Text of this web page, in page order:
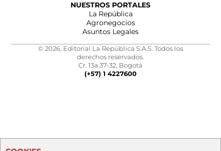
NUESTROS PORTALES
La República
Agronegocios
Asuntos Legales
© 2026, Editorial La República S.A.S. Todos los
derechos reservados.
Cr. 13a 37-32, Bogotá
(+57) 1 4227600